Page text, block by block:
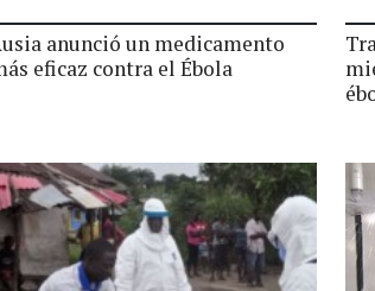
anunció un medicamento
eficaz contra el Ébola